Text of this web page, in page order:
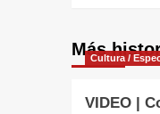
MásCultura /
VIDEO |